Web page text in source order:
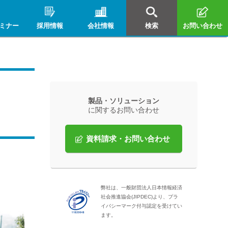
ナー 採用情報 会社情報 検索 お問い合わせ
製品・ソリューション
に関するお問い合わせ
資料請求・お問い合わせ
弊社は、一般財団法人日本情報経済
社会推進協会(JIPDEC)より、プラ
イバシーマーク付与認定を受けてい
ます。